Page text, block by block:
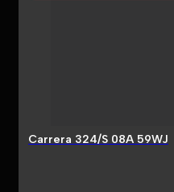
Carrera 324/S 08A 59WJ